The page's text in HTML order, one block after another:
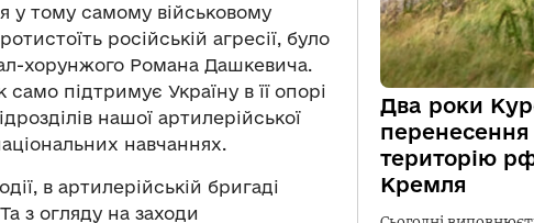
у тому самому військовому
російській агресії, було
хорунжого Романа Дашкевича.
підтримує Україну в її опорі
нашої артилерійської
навчаннях.
в артилерійській бригаді
з огляду на заходи
Два роки
перенесення
територію
Кремля